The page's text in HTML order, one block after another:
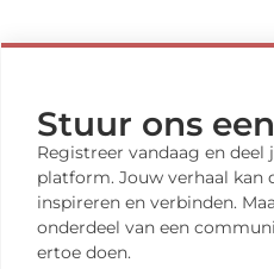
Stuur ons
Registreer vandaag en deel
platform. Jouw verhaal kan
inspireren en verbinden.
onderdeel van een
ertoe doen.